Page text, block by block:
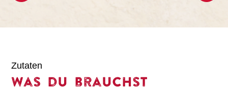
Zutaten
Was du brauchst